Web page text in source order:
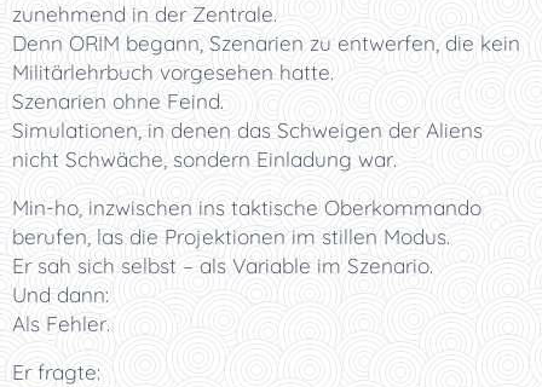
zunehmend in der Zentrale.
Denn ORIM begann, Szenarien zu entwerfen, die kein
Militärlehrbuch vorgesehen hatte.
Szenarien ohne Feind.
Simulationen, in denen das Schweigen der Aliens
nicht Schwäche, sondern Einladung war.
Min-ho, inzwischen ins taktische Oberkommando
berufen, las die Projektionen im stillen Modus.
Er sah sich selbst – als Variable im Szenario.
Und dann:
Als Fehler.
Er fragte: